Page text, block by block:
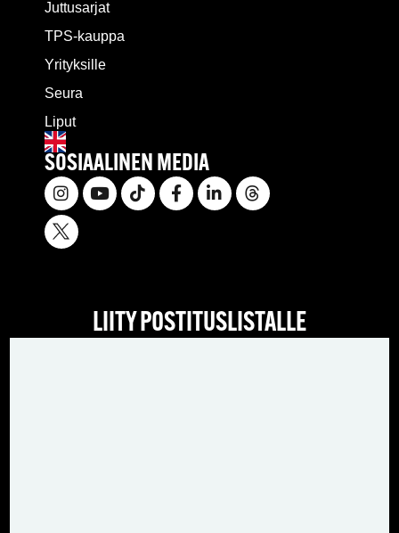
Juttusarjat
TPS-kauppa
Yrityksille
Seura
Liput
SOSIAALINEN MEDIA
LIITY POSTITUSLISTALLE